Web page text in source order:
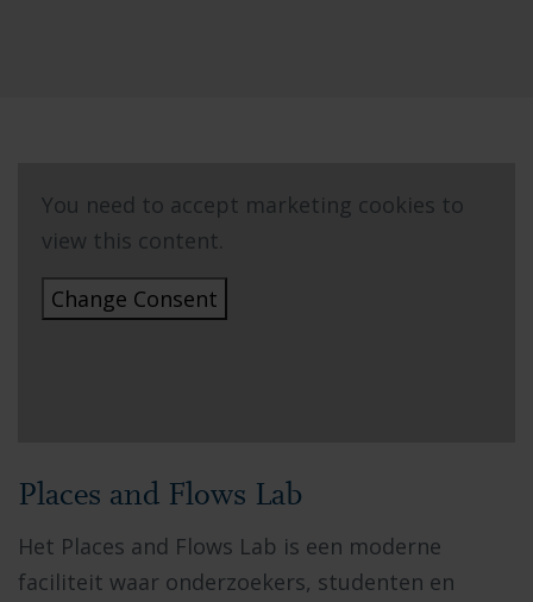
You need to accept marketing cookies to
view this content.
Change Consent
Places and Flows Lab
Het Places and Flows Lab is een moderne
faciliteit waar onderzoekers, studenten en